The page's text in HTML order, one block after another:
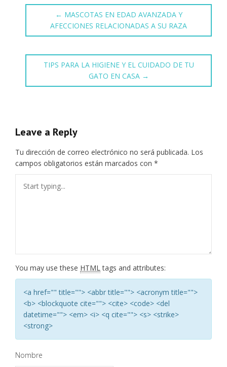
← MASCOTAS EN EDAD AVANZADA Y
AFECCIONES RELACIONADAS A SU RAZA
TIPS PARA LA HIGIENE Y EL CUIDADO DE TU
GATO EN CASA →
Leave a Reply
Tu dirección de correo electrónico no será publicada. Los
campos obligatorios están marcados con *
You may use these HTMLtags and attributes:
<a href="" title=""> <abbr title=""> <acronym title="">
<b> <blockquote cite=""> <cite> <code> <del
datetime=""> <em> <i> <q cite=""> <s> <strike>
<strong>
Nombre